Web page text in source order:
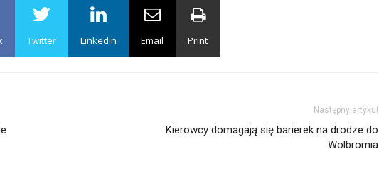
Twitter Linkedin Email Print
Następny artykuł
Kierowcy domagają się barierek na drodze do
Wolbromia